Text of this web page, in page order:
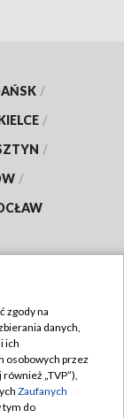
/
/
/
/
zgody na
danych,
ich
osobowych przez
„TVP”),
Zaufanych
tym do